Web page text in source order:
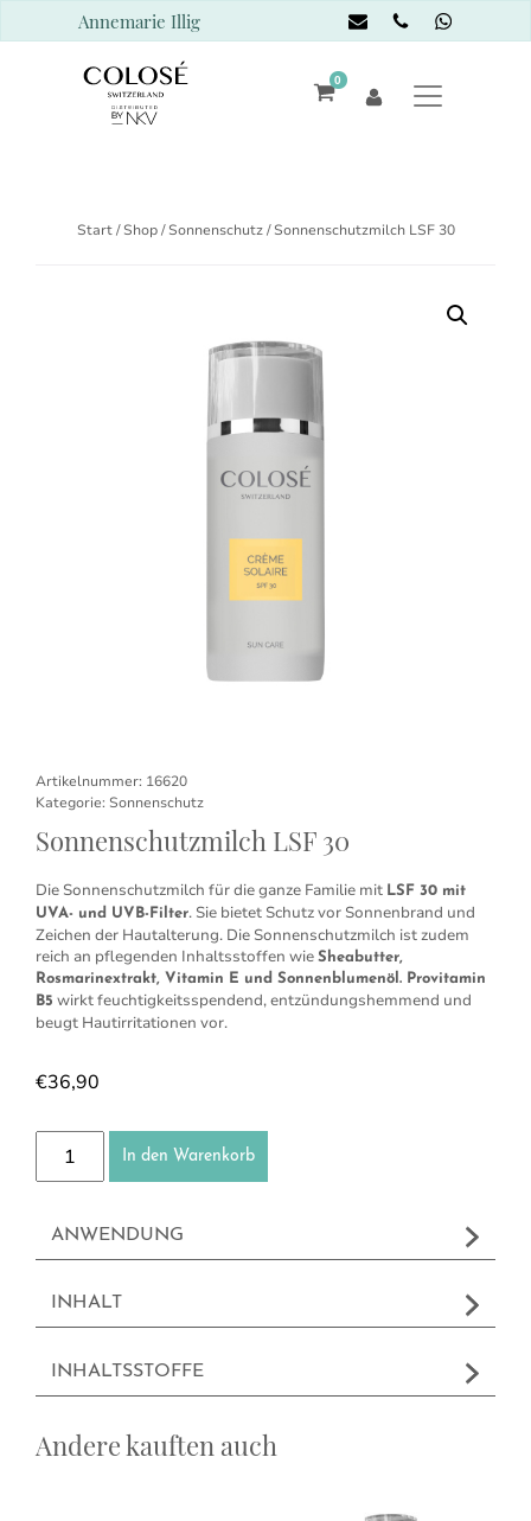
Annemarie Illig
0
Start/Shop/Sonnenschutz/ Sonnenschutzmilch LSF 30
Artikelnummer: 16620
Kategorie: Sonnenschutz
Sonnenschutzmilch LSF 30
Die Sonnenschutzmilch für die ganze Familie mit LSF 30 mit
UVA- und UVB-Filter. Sie bietet Schutz vor Sonnenbrand und
Zeichen der Hautalterung. Die Sonnenschutzmilch ist zudem
reich an pflegenden Inhaltsstoffen wie Sheabutter,
Rosmarinextrakt, Vitamin E und Sonnenblumenöl. Provitamin
B5 wirkt feuchtigkeitsspendend, entzündungshemmend und
beugt Hautirritationen vor.
€36,90
Sonnenschutzmilch LSF 30 Menge
In den Warenkorb
ANWENDUNG
INHALT
INHALTSSTOFFE
Andere kauften auch